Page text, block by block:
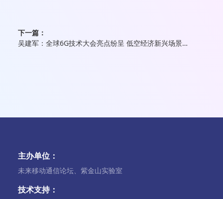
下一篇：
吴建军：全球6G技术大会亮点纷呈 低空经济新兴场景成为共识
主办单位：
未来移动通信论坛、紫金山实验室
技术支持：